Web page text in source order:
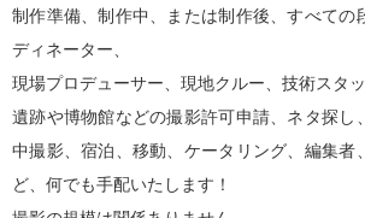
制作準備、制作中、または制作後、すべての
ディネーター、
現場プロデューサー、現地クルー、技術スタッ
遺跡や博物館などの撮影許可申請、ネタ探し
中撮影、宿泊、移動、ケータリング、編集者
ど、何でも手配いたします！